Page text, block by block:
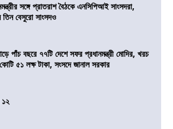
সঙ্গে প্রাতরাশ বৈঠকে এনসিপিআই সাংসদরা,
তিন বেসুরো সাংসদও
পাঁচ বছরে ৭৭টি দেশে সফর প্রধানমন্ত্রী মোদির, খরচ
৫১ লক্ষ টাকা, সংসদে জানাল সরকার